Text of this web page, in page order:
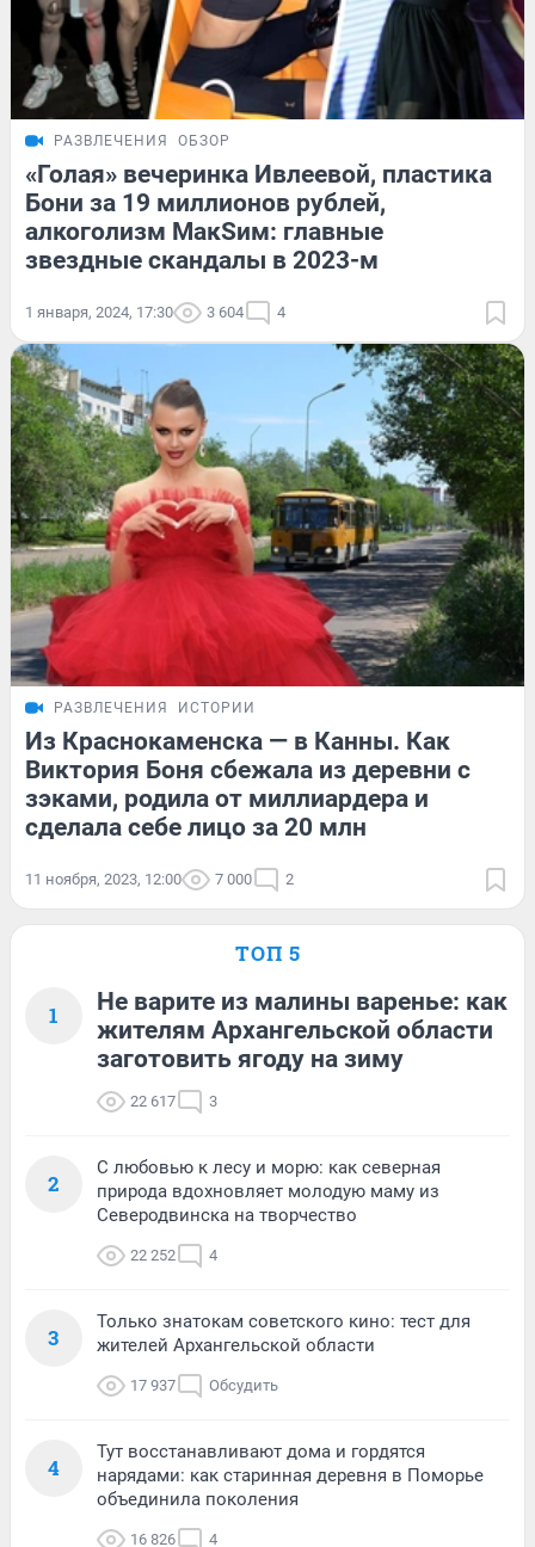
РАЗВЛЕЧЕНИЯ ОБЗОР
«Голая» вечеринка Ивлеевой, пластика
Бони за 19 миллионов рублей,
алкоголизм МакSим: главные
звездные скандалы в 2023-м
1 января, 2024, 17:30 3 604 4
РАЗВЛЕЧЕНИЯ ИСТОРИИ
Из Краснокаменска — в Канны. Как
Виктория Боня сбежала из деревни с
зэками, родила от миллиардера и
сделала себе лицо за 20 млн
11 ноября, 2023, 12:00 7 000 2
ТОП 5
1
Не варите из малины варенье: как
жителям Архангельской области
заготовить ягоду на зиму
22 617 3
2
С любовью к лесу и морю: как северная
природа вдохновляет молодую маму из
Северодвинска на творчество
22 252 4
3
Только знатокам советского кино: тест для
жителей Архангельской области
17 937 Обсудить
4
Тут восстанавливают дома и гордятся
нарядами: как старинная деревня в Поморье
объединила поколения
16 826 4